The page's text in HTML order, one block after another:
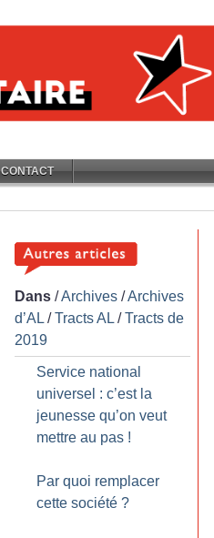
CONTACT
Dans /Archives /Archives
d’AL /Tracts AL /Tracts de
2019
Service national
universel : c’est la
jeunesse qu’on veut
mettre au pas !
Par quoi remplacer
cette société ?